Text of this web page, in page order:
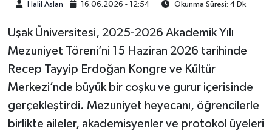
Halil Aslan 16.06.2026 - 12:54 Okunma Süresi: 4 Dk
Uşak Üniversitesi, 2025-2026 Akademik Yılı
Mezuniyet Töreni’ni 15 Haziran 2026 tarihinde
Recep Tayyip Erdoğan Kongre ve Kültür
Merkezi’nde büyük bir coşku ve gurur içerisinde
gerçekleştirdi. Mezuniyet heyecanı, öğrencilerle
birlikte aileler, akademisyenler ve protokol üyeleri